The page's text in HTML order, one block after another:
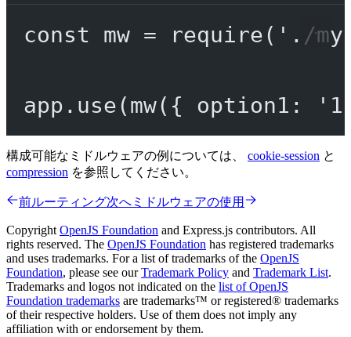
const mw = require( './
app. use(mw({ option1:
構成可能なミドルウェアの例については、 cookie-session と
compression を参照してください。
前ルーティング次へ ミドルウェアの使用
CopyrightOpenJS Foundation and Express.js contributors. All
rights reserved. The OpenJS Foundation has registered trademarks
and uses trademarks. For a list of trademarks of the OpenJS
Foundation, please see ourTrademark Policy and Trademark List.
Trademarks and logos not indicated on the list of OpenJS
Foundation trademarks are trademarks™ or registered® trademarks
of their respective holders. Use of them does not imply any
affiliation with or endorsement by them.